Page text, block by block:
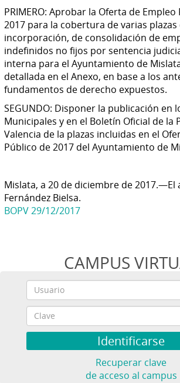
PRIMERO: Aprobar la Oferta de
2017 para la cobertura de varias plazas
incorporación, de consolidación de
indefinidos no fijos por sentencia
interna para el Ayuntamiento de
detallada en el Anexo, en base a los
fundamentos de derecho expuestos.
SEGUNDO: Disponer la publicación en
Municipales y en el Boletín Oficial de la
Valencia de la plazas incluidas en el
Público de 2017 del Ayuntamiento de
Mislata, a 20 de diciembre de 2017.—El
Fernández Bielsa.
BOPV 29/12/2017
CAMPUS
Recuperar clave
de acceso al campus